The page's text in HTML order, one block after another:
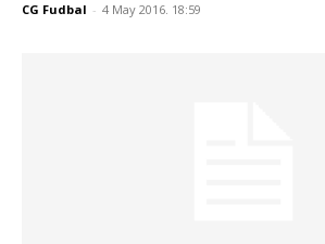
CG Fudbal - 4 May 2016. 18:59